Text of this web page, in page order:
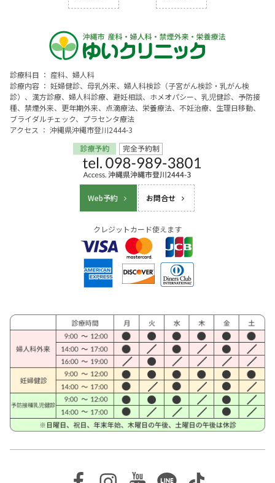
診療科目 ： 産科、婦人科
診療内容 ： 妊婦健診、母乳外来、婦人科検診（子宮がん検診・乳がん検
診）、漢方診療、婦人科診療、避妊相談、ホメオパシー、乳児健診、予防接
種、禁煙外来、更年期外来、点滴療法、栄養療法、不妊治療、生理日移動、
ブライダルチェック、プラセンタ療法
アクセス ： 沖縄県沖縄市登川2444-3
Web予約 お問合せ
クレジットカード使えます